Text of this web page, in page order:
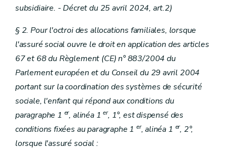
subsidiaire. - Décret du 25 avril 2024, art.2)
§ 2. Pour l'octroi des allocations familiales, lorsque
l'assuré social ouvre le droit en application des articles
67 et 68 du Règlement (CE) n° 883/2004 du
Parlement européen et du Conseil du 29 avril 2004
portant sur la coordination des systèmes de sécurité
sociale, l'enfant qui répond aux conditions du
paragraphe 1 er, alinéa 1er, 1°, est dispensé des
conditions fixées au paragraphe 1 er, alinéa 1 er, 2°,
lorsque l'assuré social :